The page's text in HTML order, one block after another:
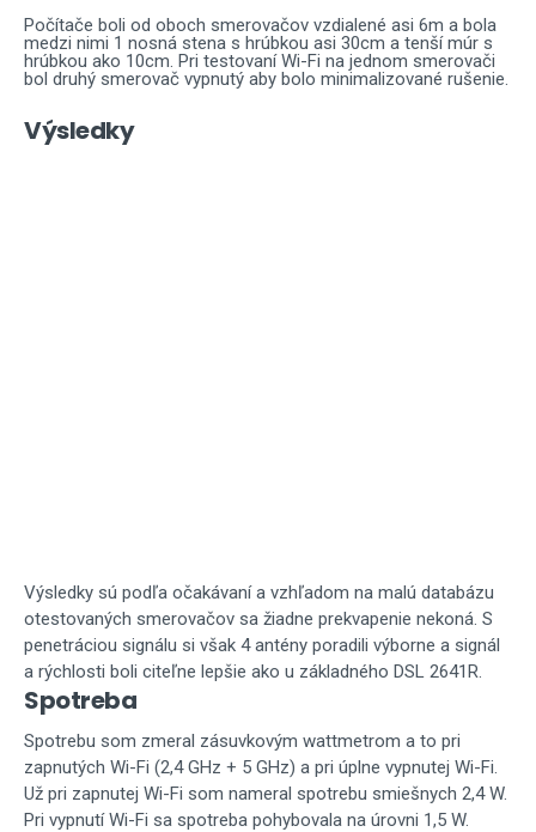
Počítače boli od oboch smerovačov vzdialené asi 6m a bola
medzi nimi 1 nosná stena s hrúbkou asi 30cm a tenší múr s
hrúbkou ako 10cm. Pri testovaní Wi-Fi na jednom smerovači
bol druhý smerovač vypnutý aby bolo minimalizované rušenie.
Výsledky
Výsledky sú podľa očakávaní a vzhľadom na malú databázu
otestovaných smerovačov sa žiadne prekvapenie nekoná. S
penetráciou signálu si však 4 antény poradili výborne a signál
a rýchlosti boli citeľne lepšie ako u základného DSL 2641R.
Spotreba
Spotrebu som zmeral zásuvkovým wattmetrom a to pri
zapnutých Wi-Fi (2,4 GHz + 5 GHz) a pri úplne vypnutej Wi-Fi.
Už pri zapnutej Wi-Fi som nameral spotrebu smiešnych 2,4 W.
Pri vypnutí Wi-Fi sa spotreba pohybovala na úrovni 1,5 W.